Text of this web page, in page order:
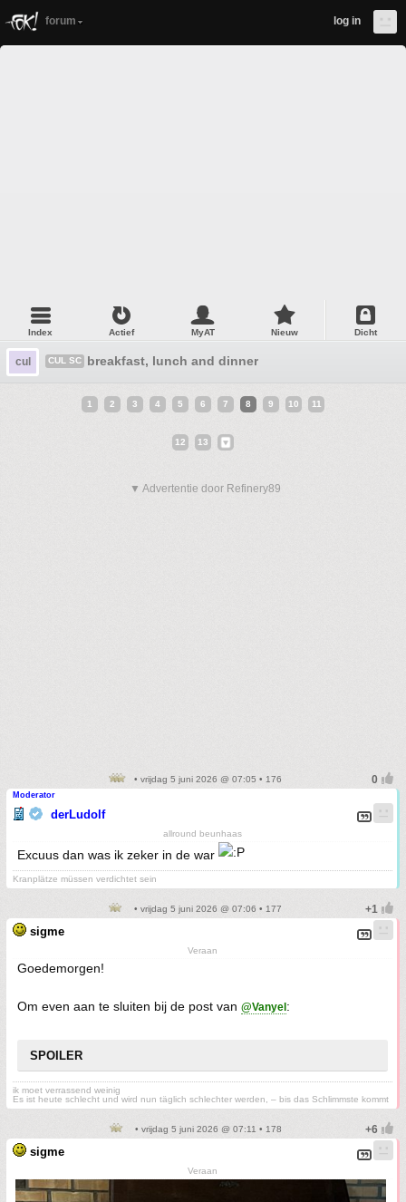
forum log in
Index Actief MyAT Nieuw Dicht
cul CUL SC breakfast, lunch and dinner
1 2 3 4 5 6 7 8 9 10 11
12 13
▼ Advertentie door Refinery89
• vrijdag 5 juni 2026 @ 07:05 • 176
Moderator
derLudolf
allround beunhaas
Excuus dan was ik zeker in de war
Kranplätze müssen verdichtet sein
• vrijdag 5 juni 2026 @ 07:06 • 177
sigme
Veraan
Goedemorgen!
Om even aan te sluiten bij de post van @Vanyel :
SPOILER
ik moet verrassend weinig
Es ist heute schlecht und wird nun täglich schlechter werden, – bis das Schlimmste kommt
• vrijdag 5 juni 2026 @ 07:11 • 178
sigme
Veraan